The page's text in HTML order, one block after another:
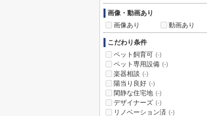
画像・動画あり
画像あり
動画あり
こだわり条件
ペット飼育可 (-)
ペット専用設備 (-)
楽器相談 (-)
陽当り良好 (-)
閑静な住宅地 (-)
デザイナーズ (-)
リノベーション済 (-)